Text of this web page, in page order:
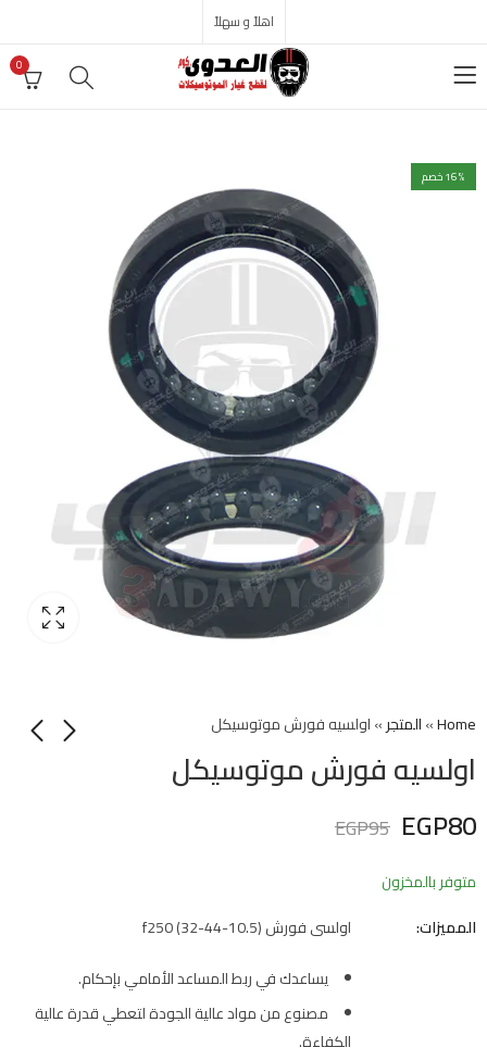
اهلاً و سهلاً
0
16% خصم
Home
»المتجر»اولسيه فورش موتوسيكل
اولسيه فورش موتوسيكل
EGP80
EGP95
متوفر بالمخزون
المميزات:
اولسى فورش f250 (32-44-10.5)
يساعدك في ربط المساعد الأمامي بإحكام.
مصنوع من مواد عالية الجودة لتعطي قدرة عالية
الكفاءة.